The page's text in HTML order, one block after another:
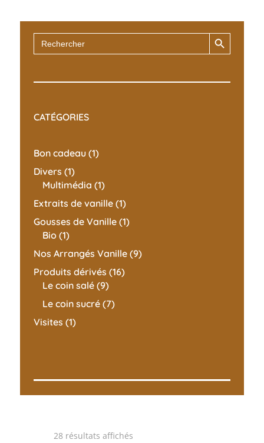
28 résultats affichés
Search
for:
Search Button
CATÉGORIES
Bon cadeau 11
Divers 11
produit
Multimédia 11
produit
Extraits de vanille 11
produit
Gousses de Vanille 11
Bio 11
produit
Nos Arrangés Vanille 99
Produits dérivés 1616
Le coin salé 99
produits
Le coin sucré 77
Visites 11